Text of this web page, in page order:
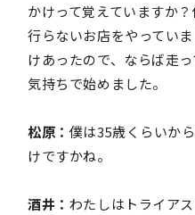
かけって覚えていますか
行らないお店をやってい
けあったので、ならば走
気持ちで始めました。
松原： 僕は35歳くらいか
けですかね。
酒井： わたしはトライア